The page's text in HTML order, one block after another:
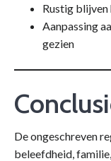
Rustig blijven
Aanpassing
gezien
De ongeschreven
beleefdheid,